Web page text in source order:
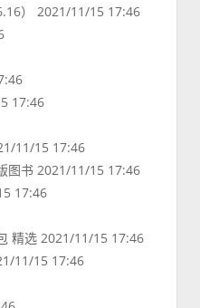
） 2021/11/15 17:46
17:46
11/15 17:46
图书 2021/11/15 17:46
17:46
精选 2021/11/15 17:46
11/15 17:46